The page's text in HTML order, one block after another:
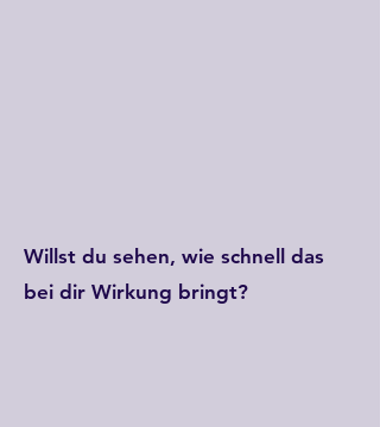
Willst du sehen, wie schnell das
bei dir Wirkung bringt?